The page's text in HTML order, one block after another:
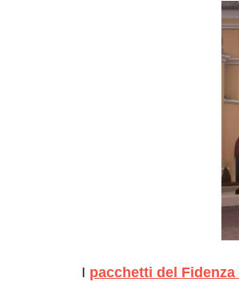
I pacchetti del Fidenza